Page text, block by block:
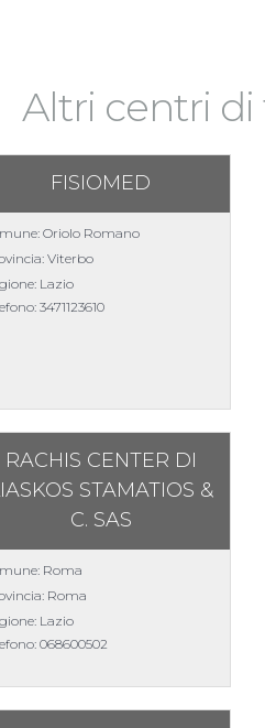
Altri centri di
FISIOMED
Oriolo Romano
Viterbo
Lazio
3471123610
RACHIS CENTER DI
STAMATIOS &
C. SAS
Roma
Roma
Lazio
068600502